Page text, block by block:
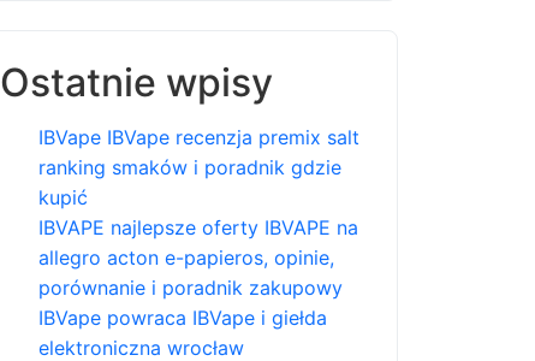
Ostatnie wpisy
IBVape IBVape recenzja premix salt
ranking smaków i poradnik gdzie
kupić
IBVAPE najlepsze oferty IBVAPE na
allegro acton e-papieros, opinie,
porównanie i poradnik zakupowy
IBVape powraca IBVape i giełda
elektroniczna wrocław